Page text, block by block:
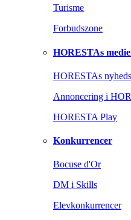
Turisme
Forbudszone
HORESTAs
HORESTAs
Annoncering i
HORESTA Play
Konkurrencer
Bocuse d'Or
DM i Skills
Elevkonkurrencer